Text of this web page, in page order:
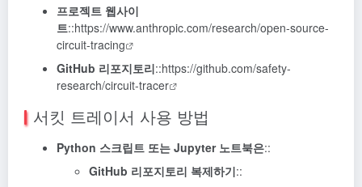
프로젝트 웹사이
트::https://www.anthropic.com/research/open-source-
circuit-tracing
GitHub 리포지토리::https://github.com/safety-
research/circuit-tracer
서킷 트레이서 사용 방법
Python 스크립트 또는 Jupyter 노트북은::
GitHub 리포지토리 복제하기::